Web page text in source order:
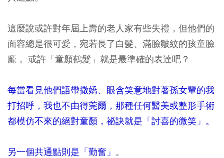
這麼說或許對年屆上壽的老人家有些失禮，但他們的
面容總是很可愛，宛若長了白髮、滿臉皺紋的孩童臉
龐， 或許「童顏鶴髮」就是最準確的表達吧？
每當看見他們語帶撒嬌、眼含笑意地對著孫女輩的我
打招呼，我也不由得莞爾，那種任何醫美或整形手術
都模仿不來的絕對童顏，祕訣就是「討喜的微笑」。
另一個共通點則是「勤奮」 。